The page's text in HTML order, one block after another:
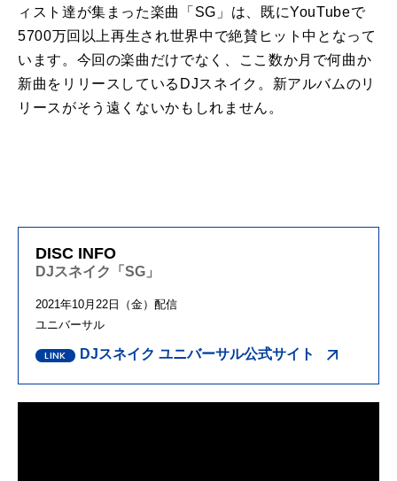
ィスト達が集まった楽曲「SG」は、既にYouTubeで
5700万回以上再生され世界中で絶賛ヒット中となって
います。今回の楽曲だけでなく、ここ数か月で何曲か
新曲をリリースしているDJスネイク。新アルバムのリ
リースがそう遠くないかもしれません。
DISC INFO
DJスネイク「SG」
2021年10月22日（金）配信
ユニバーサル
DJスネイク ユニバーサル公式サイト